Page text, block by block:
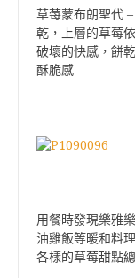
草莓蒙布朗聖代
乾，上層的草莓
破壞的快感，餅
酥脆感
用餐時發現樂雅
油雞飯等暖和料
各樣的草莓甜點